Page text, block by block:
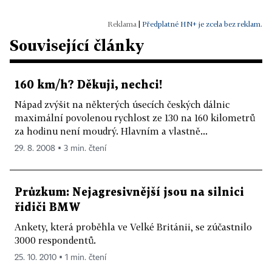
Předplatné HN+ je zcela bez reklam.
Související články
160 km/h? Děkuji, nechci!
Nápad zvýšit na některých úsecích českých dálnic
maximální povolenou rychlost ze 130 na 160 kilometrů
za hodinu není moudrý. Hlavním a vlastně...
29. 8. 2008 ▪ 3 min. čtení
Průzkum: Nejagresivnější jsou na silnici
řidiči BMW
Ankety, která proběhla ve Velké Británii, se zúčastnilo
3000 respondentů.
25. 10. 2010 ▪ 1 min. čtení